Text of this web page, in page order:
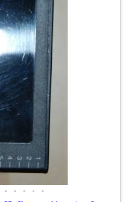
• • • • •